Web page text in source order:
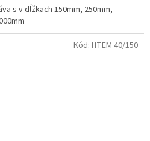
s v dĺžkach 150mm, 250mm,
Kód: HTEM 40/150